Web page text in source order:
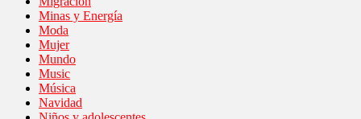
Minas y Energía
Moda
Mujer
Mundo
Music
Música
Navidad